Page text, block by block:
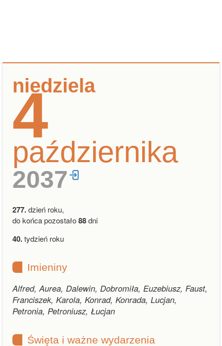
niedziela
4
października
2037
277.dzień roku,
do końca pozostało88dni
40.tydzień roku
Imieniny
Alfred, Aurea, Dalewin, Dobromiła, Euzebiusz, Faust,
Franciszek, Karola, Konrad, Konrada, Lucjan,
Petronia, Petroniusz, Łucjan
Święta i ważne wydarzenia